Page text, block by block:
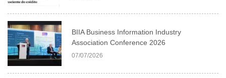
BIIA Business Information Industry
Association Conference 2026
07/07/2026